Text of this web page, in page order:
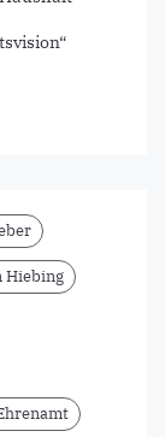
Hiebing